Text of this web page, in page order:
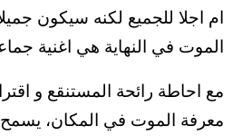
ام اجلا للجميع لكنه سيكون
الموت في النهاية هي اغنية
مع احاطة رائحة المستنقع و
معرفة الموت في المكان،